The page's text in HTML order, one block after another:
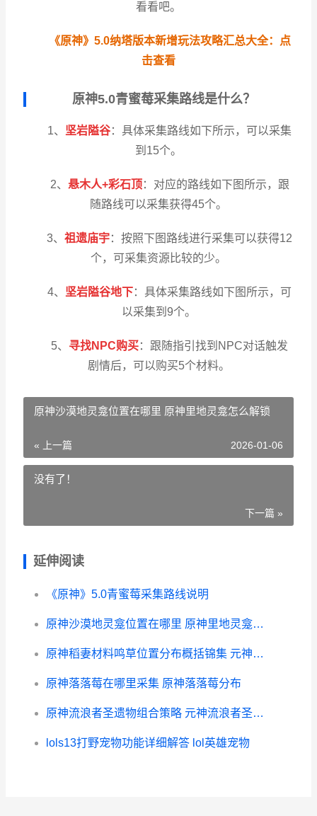
看看吧。
《原神》5.0纳塔版本新增玩法攻略汇总大全：点
击查看
原神5.0青蜜莓采集路线是什么？
1、 坚岩隘谷：具体采集路线如下所示，可以采集
到15个。
2、 悬木人+彩石顶：对应的路线如下图所示，跟
随路线可以采集获得45个。
3、祖遗庙宇：按照下图路线进行采集可以获得12
个，可采集资源比较的少。
4、 坚岩隘谷地下：具体采集路线如下图所示，可
以采集到9个。
5、 寻找NPC购买：跟随指引找到NPC对话触发
剧情后，可以购买5个材料。
原神沙漠地灵龛位置在哪里 原神里地灵龛怎么解锁
« 上一篇 2026-01-06
没有了！
下一篇 »
延伸阅读
《原神》5.0青蜜莓采集路线说明
原神沙漠地灵龛位置在哪里 原神里地灵龛怎么解锁
原神稻妻材料鸣草位置分布概括锦集 元神稻妻鸣草分布
原神落落莓在哪里采集 原神落落莓分布
原神流浪者圣遗物组合策略 元神流浪者圣遗物
lols13打野宠物功能详细解答 lol英雄宠物